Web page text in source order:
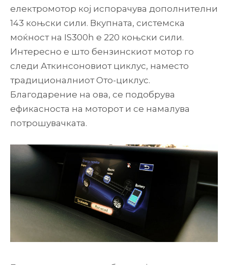
електромотор кој испорачува дополнителни
143 коњски сили. Вкупната, системска
моќност на IS300h е 220 коњски сили.
Интересно е што бензинскиот мотор го
следи Аткинсоновиот циклус, наместо
традиционалниот Ото-циклус.
Благодарение на ова, се подобрува
ефикасноста на моторот и се намалува
потрошувачката.